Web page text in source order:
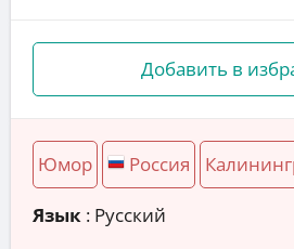
Добавить в
Юмор Россия
Язык : Русский